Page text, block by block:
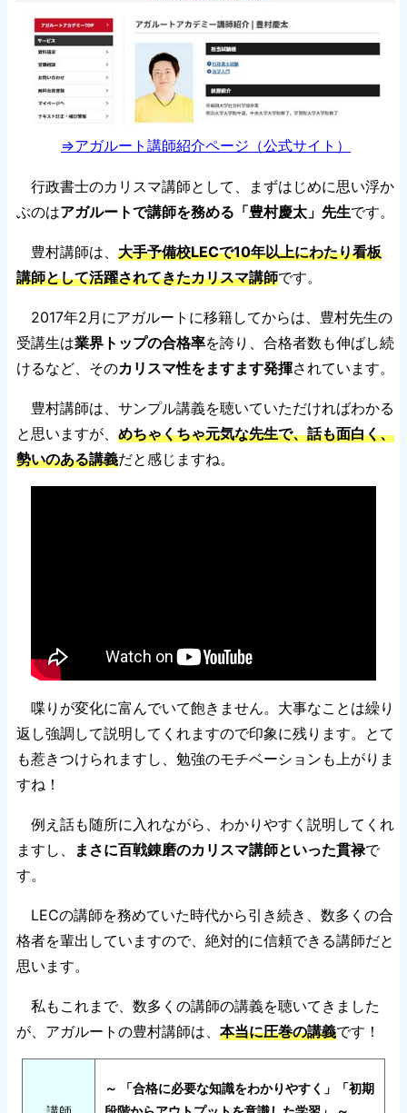
⇒アガルート講師紹介ページ（公式サイト）
行政書士のカリスマ講師として、まずはじめに思い浮か
ぶのはアガルートで講師を務める「豊村慶太」先生です。
豊村講師は、 大手予備校LECで10年以上にわたり看板
講師として活躍されてきたカリスマ講師です。
2017年2月にアガルートに移籍してからは、豊村先生の
受講生は業界トップの合格率を誇り、合格者数も伸ばし続
けるなど、そのカリスマ性をますます発揮されています。
豊村講師は、サンプル講義を聴いていただければわかる
と思いますが、 めちゃくちゃ元気な先生で、話も面白く、
勢いのある講義だと感じますね。
喋りが変化に富んでいて飽きません。大事なことは繰り
返し強調して説明してくれますので印象に残ります。とて
も惹きつけられますし、勉強のモチベーションも上がりま
すね！
例え話も随所に入れながら、わかりやすく説明してくれ
ますし、
まさに百戦錬磨のカリスマ講師といった貫禄で
す。
LECの講師を務めていた時代から引き続き、数多くの合
格者を輩出していますので、絶対的に信頼できる講師だと
思います。
私もこれまで、数多くの講師の講義を聴いてきました
が、アガルートの豊村講師は、 本当に圧巻の講義です！
～ 「合格に必要な知識をわかりやすく」「初期